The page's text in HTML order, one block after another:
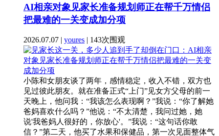
AI相亲对象见家长准备规划师正在帮千万情侣
把最难的一关变成加分项
2026.07.07 | youres | 143次围观
小陈和女朋友谈了两年，感情稳定，收入不错，双方也
见过彼此朋友。就在准备正式“上门”见女方父母的前一
天晚上，他问我：“我该怎么表现啊？”我说：“你了解她
爸妈喜欢什么吗？”他说：“不太清楚，我问过她，她
说'我爸妈人很好的，你放心'。”我说：“这句话你敢
信？”第二天，他买了水果和保健品，第一次见面整体气